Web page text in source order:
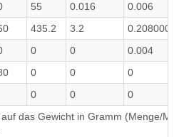
55 0.016
0.006
435.2 3.2
0 0
0.004
0 0
0
0 0
0
das Gewicht in Gramm (Menge/